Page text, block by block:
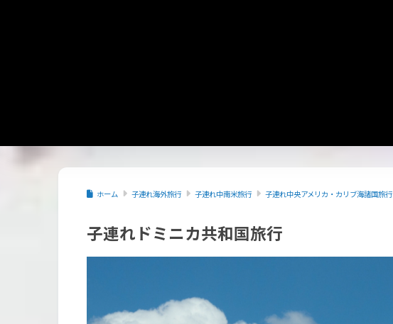
ホーム 子連れ海外旅行 子連れ中南米旅行 子連れ中央アメリカ・カリブ海諸国旅行
子連れドミニカ共和国旅行